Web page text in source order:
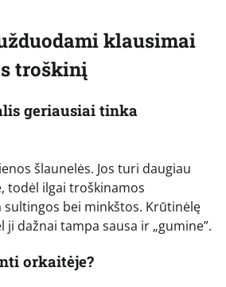
klausimai
troškinį
geriausiai tinka
šlaunelės. Jos turi daugiau
todėl ilgai troškinamos
sultingos bei minkštos. Krūtinėlę
dažnai tampa sausa ir „gumine”.
orkaitėje?